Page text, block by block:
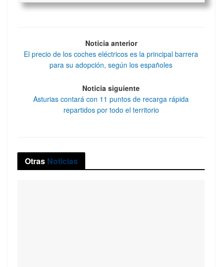
Noticia anterior
El precio de los coches eléctricos es la principal barrera
para su adopción, según los españoles
Noticia siguiente
Asturias contará con 11 puntos de recarga rápida
repartidos por todo el territorio
Otras Noticias